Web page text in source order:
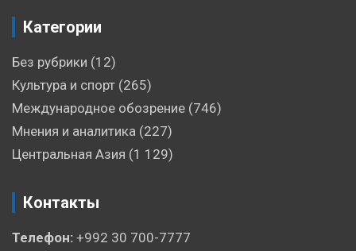
Категории
Без рубрики (12)
Культура и спорт (265)
Международное обозрение (746)
Мнения и аналитика (227)
Центральная Азия (1 129)
Контакты
Телефон: +992 30 700-7777